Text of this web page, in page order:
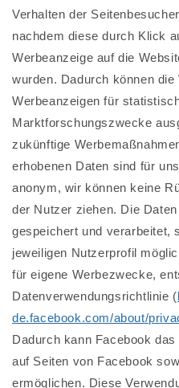
Verhalten der
nachdem diese durch Klick
Werbeanzeige auf die
wurden. Dadurch können
Werbeanzeigen für
Marktforschungszwecke
zukünftige
erhobenen Daten sind für
anonym, wir können keine
der Nutzer ziehen. Die
gespeichert und verarbeitet,
jeweiligen Nutzerprofil
für eigene Werbezwecke,
Datenverwendungsrichtlinie (
de.facebook.com/about/
Dadurch kann Facebook
auf Seiten von Facebook
ermöglichen. Diese